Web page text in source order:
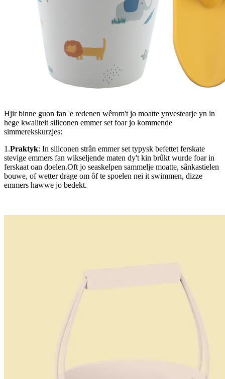
Hjir binne guon fan 'e redenen wêrom't jo moatte ynvestearje yn in
hege kwaliteit siliconen emmer set foar jo kommende
simmerekskurzjes:
1.Praktyk: In siliconen strân emmer set typysk befettet ferskate
stevige emmers fan wikseljende maten dy't kin brûkt wurde foar in
ferskaat oan doelen.Oft jo seaskelpen sammelje moatte, sânkastielen
bouwe, of wetter drage om ôf te spoelen nei it swimmen, dizze
emmers hawwe jo bedekt.